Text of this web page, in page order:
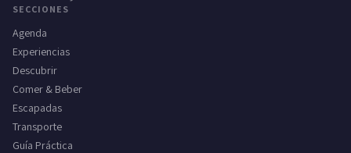
SECCIONES
Agenda
Experiencias
Descubrir
Comer & Beber
Escapadas
Transporte
Guía Práctica